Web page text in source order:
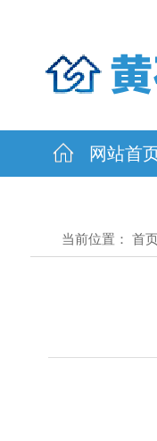
网站首
当前位置： 首